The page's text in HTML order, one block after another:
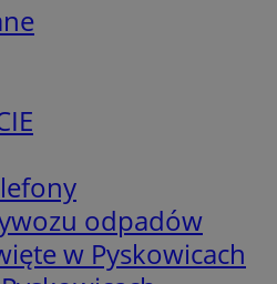
odpadów
w Pyskowicach